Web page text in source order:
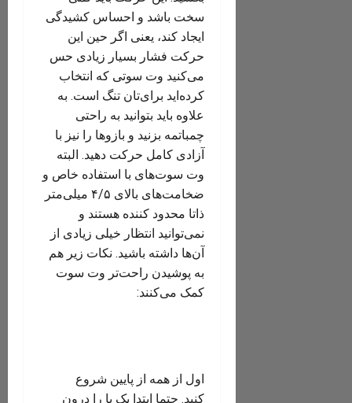
سخت باشد و احساس کشیدگی
ایجاد کند، یعنی اگر حین این
حرکت فشار بسیار زیادی حس
می‌کنید وت سوتی که انتخاب
کرده‌اید برای‌تان تنگ است. به
علاوه باید بتوانید به راحتی
چمباتمه بزنید و بازوها را نیز با
آزادی کامل حرکت دهید. البته
وت سوت‌های با استفاده خاص و
ضخامت‌های بالای ۴/۵ میلی‌متر
ذاتا محدود کننده هستند و
نمی‌توانید انتظار خیلی زیادی از
آن‌ها داشته باشید. نکات زیر هم
به پوشیدن راحت‌تر وت سوت
کمک می‌کنند:
اول از همه از پایین شروع
کنید. حتما ابتدا یک پا را درون